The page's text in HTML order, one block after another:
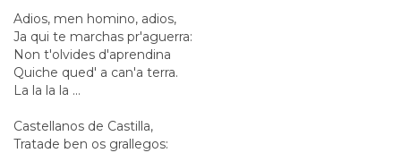
Adios, men homino, adios,
Ja qui te marchas pr'aguerra:
Non t'olvides d'aprendina
Quiche qued' a can'a terra.
La la la la ...
Castellanos de Castilla,
Tratade ben os grallegos: